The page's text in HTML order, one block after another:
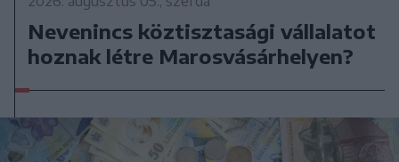
Nevenincs köztisztasági vállalatot
hoznak létre Marosvásárhelyen?